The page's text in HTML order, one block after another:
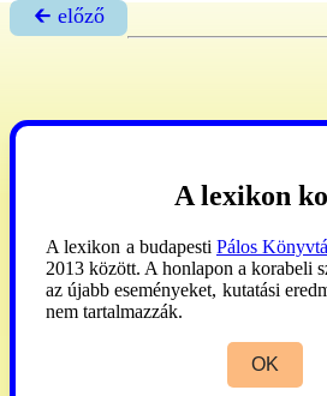
🡰 előző
A lexikon
A lexikon a budapesti Pálos
2013 között. A honlapon a korabeli
az újabb eseményeket, kutatási
nem tartalmazzák.
OK